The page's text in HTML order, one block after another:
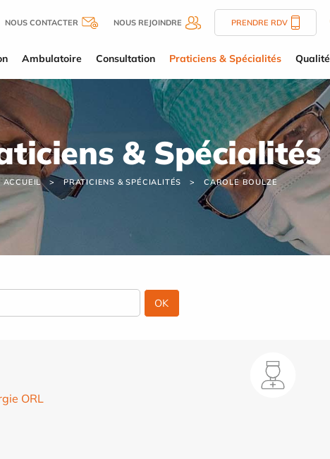
NOUS CONTACTER NOUS REJOINDRE PRENDRE RDV
Ambulatoire Consultation Praticiens & Spécialités Qualité
& Spécialités
ACCUEIL PRATICIENS & SPÉCIALITÉS CAROLE BOULZE
ORL